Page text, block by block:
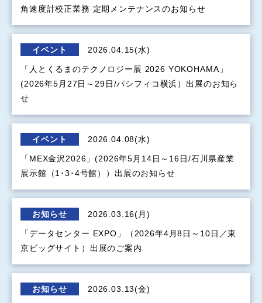
角速度計校正業務 定期メンテナンスのお知らせ
イベント 2026.04.15(水)
「人とくるまのテクノロジー展 2026 YOKOHAMA」
(2026年5月27日～29日/パシフィコ横浜）出展のお知ら
せ
イベント 2026.04.08(水)
「MEX金沢2026」(2026年5月14日～16日/石川県産業
展示館（1･3･4号館））出展のお知らせ
お知らせ 2026.03.16(月)
「データセンター EXPO」（2026年4月8日～10日／東
京ビッグサイト）出展のご案内
お知らせ 2026.03.13(金)